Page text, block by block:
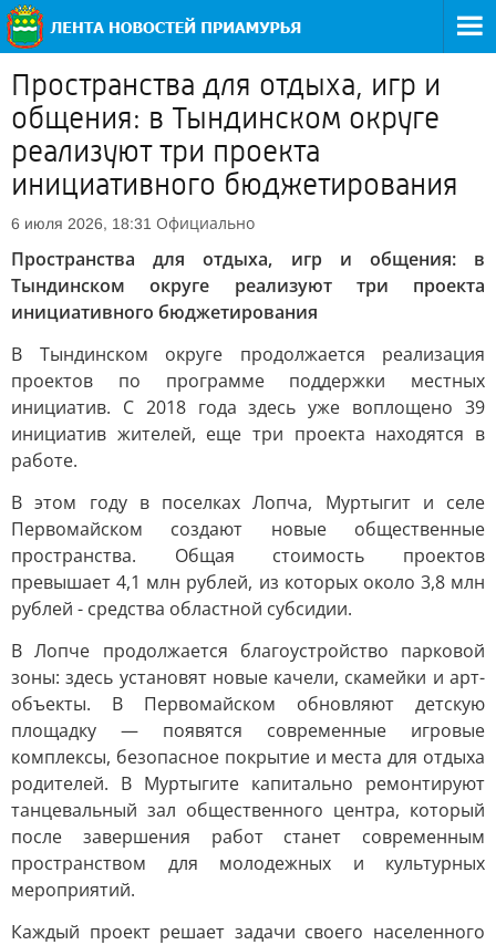
Пространства для отдыха, игр и
общения: в Тындинском округе
реализуют три проекта
инициативного бюджетирования
6 июля 2026, 18:31 Официально
Пространства для отдыха, игр и общения: в
Тындинском округе реализуют три проекта
инициативного бюджетирования
В Тындинском округе продолжается реализация
проектов по программе поддержки местных
инициатив. С 2018 года здесь уже воплощено 39
инициатив жителей, еще три проекта находятся в
работе.
В этом году в поселках Лопча, Муртыгит и селе
Первомайском создают новые общественные
пространства. Общая стоимость проектов
превышает 4,1 млн рублей, из которых около 3,8 млн
рублей - средства областной субсидии.
В Лопче продолжается благоустройство парковой
зоны: здесь установят новые качели, скамейки и арт-
объекты. В Первомайском обновляют детскую
площадку — появятся современные игровые
комплексы, безопасное покрытие и места для отдыха
родителей. В Муртыгите капитально ремонтируют
танцевальный зал общественного центра, который
после завершения работ станет современным
пространством для молодежных и культурных
мероприятий.
Каждый проект решает задачи своего населенного